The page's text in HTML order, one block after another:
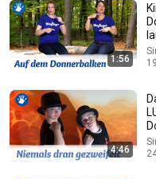
How To: Gebärden,
essen, trinken, mehr,
Singfinger Club • 30K
1:56
4:46